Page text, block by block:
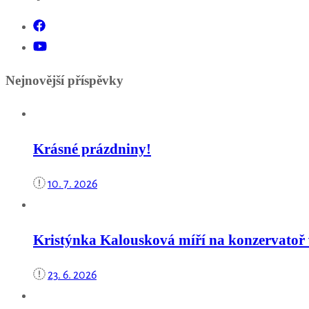
Nejnovější příspěvky
Krásné prázdniny!
10. 7. 2026
Kristýnka Kalousková míří na konzervatoř
23. 6. 2026